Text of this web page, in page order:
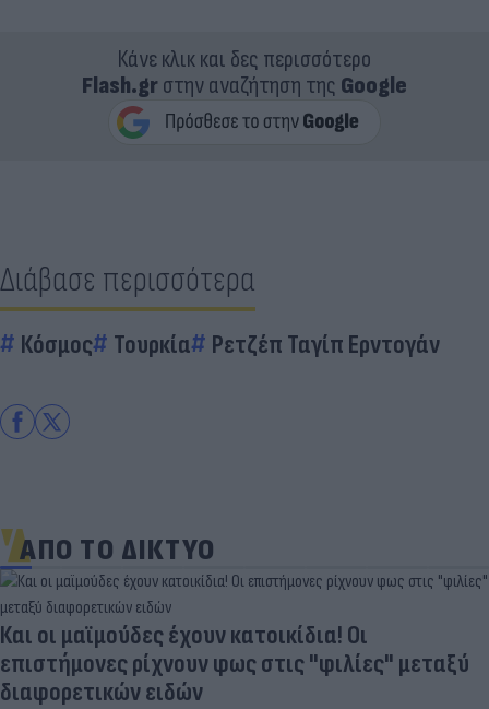
Κάνε κλικ και δες περισσότερο
Flash.grστην αναζήτηση της Google
Διάβασε περισσότερα
Κόσμος Τουρκία Ρετζέπ Ταγίπ Ερντογάν
ΑΠΟ ΤΟ ΔΙΚΤΥΟ
Και οι μαϊμούδες έχουν κατοικίδια! Οι
επιστήμονες ρίχνουν φως στις "φιλίες" μεταξύ
διαφορετικών ειδών